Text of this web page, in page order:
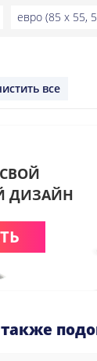
евро (85 x 55,
все
ДИЗАЙН